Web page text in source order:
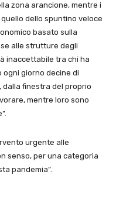
zona arancione, mentre i
dello spuntino veloce
basato sulla
alle strutture degli
inaccettabile tra chi ha
ogni giorno decine di
finestra del proprio
mentre loro sono
urgente alle
senso, per una categoria
pandemia”.